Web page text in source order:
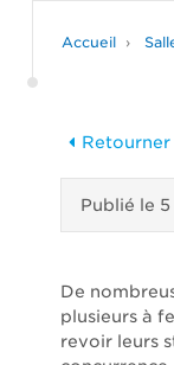
Accueil
Retourner
Publié le
De
plusieurs à
revoir leurs